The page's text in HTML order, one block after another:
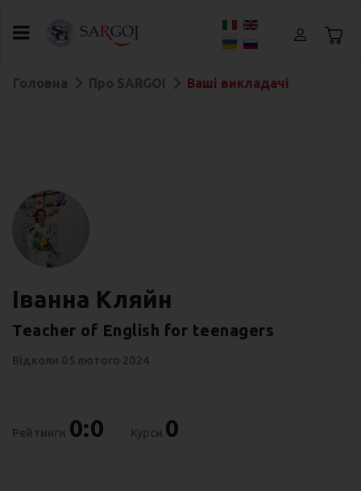
Оберіть свою мову
Головна Про SARGOI Ваші викладачі
Іванна Кляйн
Teacher of English for teenagers
Відколи 05 лютого 2024
Рейтинги 0:0 Курси 0